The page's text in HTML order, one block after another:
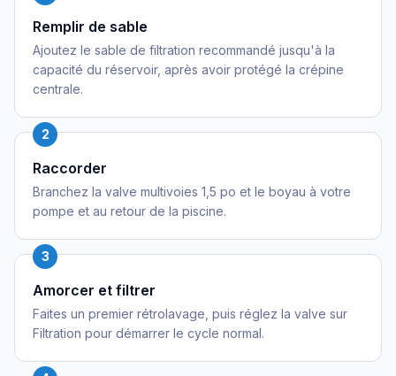
Remplir de sable
Ajoutez le sable de filtration recommandé jusqu'à la
capacité du réservoir, après avoir protégé la crépine
centrale.
2
Raccorder
Branchez la valve multivoies 1,5 po et le boyau à votre
pompe et au retour de la piscine.
3
Amorcer et filtrer
Faites un premier rétrolavage, puis réglez la valve sur
Filtration pour démarrer le cycle normal.